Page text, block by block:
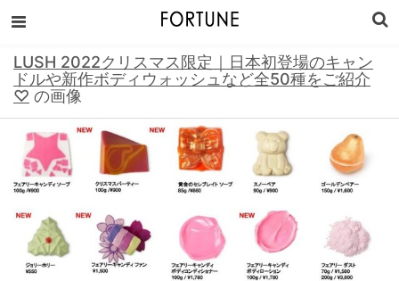
LUSH 2022クリスマス限定｜日本初登場のキャン
ドルや新作ボディウォッシュなど全50種をご紹介
♡ の画像